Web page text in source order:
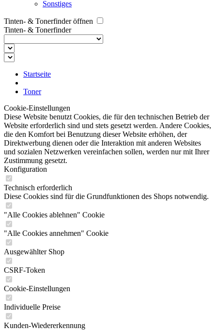
Sonstiges
Tinten- & Tonerfinder öffnen
Tinten- & Tonerfinder
Startseite
Toner
Cookie-Einstellungen
Diese Website benutzt Cookies, die für den technischen Betrieb der
Website erforderlich sind und stets gesetzt werden. Andere Cookies,
die den Komfort bei Benutzung dieser Website erhöhen, der
Direktwerbung dienen oder die Interaktion mit anderen Websites
und sozialen Netzwerken vereinfachen sollen, werden nur mit Ihrer
Zustimmung gesetzt.
Konfiguration
Technisch erforderlich
Diese Cookies sind für die Grundfunktionen des Shops notwendig.
"Alle Cookies ablehnen" Cookie
"Alle Cookies annehmen" Cookie
Ausgewählter Shop
CSRF-Token
Cookie-Einstellungen
Individuelle Preise
Kunden-Wiedererkennung